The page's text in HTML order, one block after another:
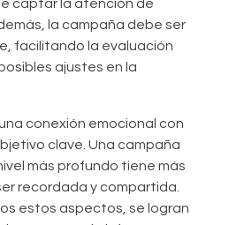
captar la atención de
la campaña debe ser
facilitando la evaluación
ajustes en la
conexión emocional con
clave. Una campaña
más profundo tiene más
recordada y compartida.
estos aspectos, se logran